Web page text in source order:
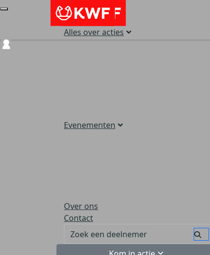
Alles over acties
Evenementen
Over ons
Contact